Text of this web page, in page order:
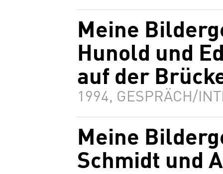
Meine
Hunold und
auf der
1994, GESPRÄCH/
Meine
Schmidt und